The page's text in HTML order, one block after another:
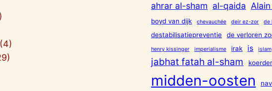
(4)
ahrar al-sham al-qaida
boyd van dijk
chevauchée deir ez-zor de
destabilisatiepreventie
de verloren
henry kissinger imperialisme irak is islam
jabhat fatah al-sham
midden-oosten